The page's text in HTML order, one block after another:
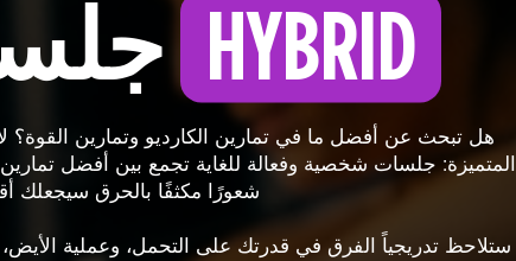
HYBRID
المتميزة: جلسات شخصية وفعالة للغاية تجمع بين أفضل
شعورًا مكثفًا بالحرق سيجعلك
ستلاحظ تدريجياً الفرق في قدرتك على التحمل، وعملية